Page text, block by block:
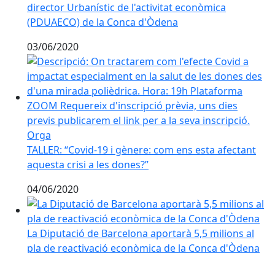
director Urbanístic de l'activitat econòmica
(PDUAECO) de la Conca d'Òdena
03/06/2020
TALLER: “Covid-19 i gènere: com ens esta afectant
TALLER: “Covid-19 i gènere: com ens esta afectant
aquesta crisi a les dones?”
04/06/2020
La Diputació de Barcelona aportarà 5,5 milions al
La Diputació de Barcelona aportarà 5,5 milions al
pla de reactivació econòmica de la Conca d'Òdena